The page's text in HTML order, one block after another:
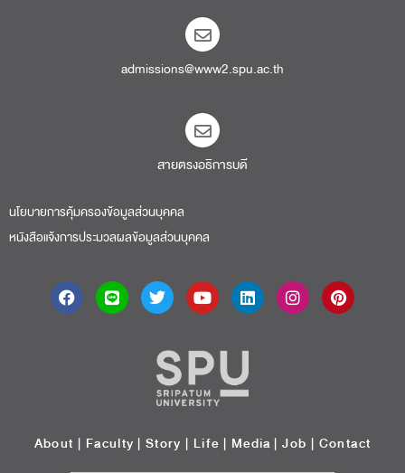
admissions@www2.spu.ac.th
สายตรงอธิการบดี​
นโยบายการคุ้มครองข้อมูลส่วนบุคคล
หนังสือแจ้งการประมวลผลข้อมูลส่วนบุคคล
About | Faculty | Story | Life | Media |Job | Contact